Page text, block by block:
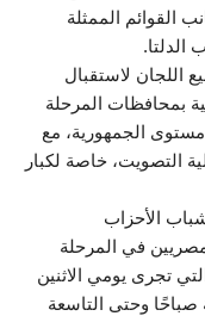
القوائم الممثلة
اللجان لاستقبال
تجهيز 5606 لجنة فرعية بمحافظات المرحلة
لجنة على مستوى الجمهورية، مع
التصويت، خاصة لكبار
الأحزاب
في المرحلة
انتخابات مجلس النواب 2025، والتي تجرى يومي الاثنين
من التاسعة صباحًا وحتى التاسعة